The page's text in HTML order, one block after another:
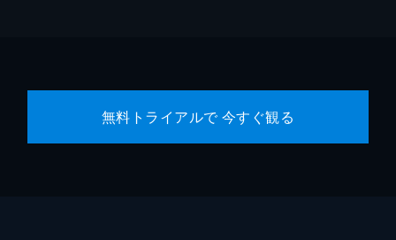
無料トライアルで 今すぐ観る